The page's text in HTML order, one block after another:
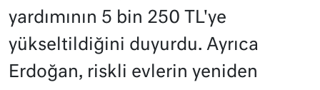
yardımının 5 bin 250 TL'ye
yükseltildiğini duyurdu. Ayrıca
Erdoğan, riskli evlerin yeniden